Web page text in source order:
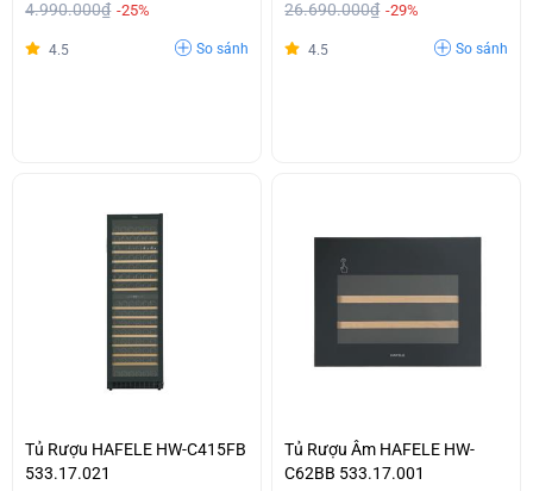
4.990.000₫ -25%
4.5 So sánh
26.690.000₫ -29%
4.5 So sánh
Tủ Rượu HAFELE HW-C415FB
533.17.021
Tủ Rượu Âm HAFELE HW-
C62BB 533.17.001